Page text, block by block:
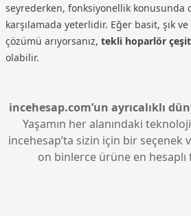
seyrederken, fonksiyonellik konusunda
karşılamada yeterlidir. Eğer basit, şık
çözümü arıyorsanız, tekli hoparlör
olabilir.
incehesap.com’un ayrıcalıklı
Yaşamın her alanındaki
incehesap’ta sizin için bir seçenek
on binlerce ürüne en hesaplı